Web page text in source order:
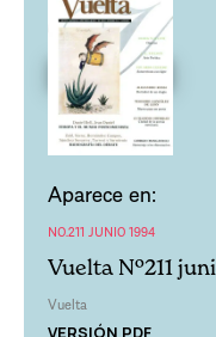
Aparece en:
NO.211 JUNIO 1994
Vuelta Nº211
Vuelta
VERSIÓN PDF